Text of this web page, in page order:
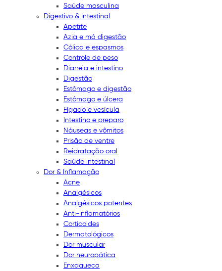
Saúde masculina
Digestivo & Intestinal
Apetite
Azia e má digestão
Cólica e espasmos
Controle de peso
Diarreia e intestino
Digestão
Estômago e digestão
Estômago e úlcera
Fígado e vesícula
Intestino e preparo
Náuseas e vômitos
Prisão de ventre
Reidratação oral
Saúde intestinal
Dor & Inflamação
Acne
Analgésicos
Analgésicos potentes
Anti-inflamatórios
Corticoides
Dermatológicos
Dor muscular
Dor neuropática
Enxaqueca